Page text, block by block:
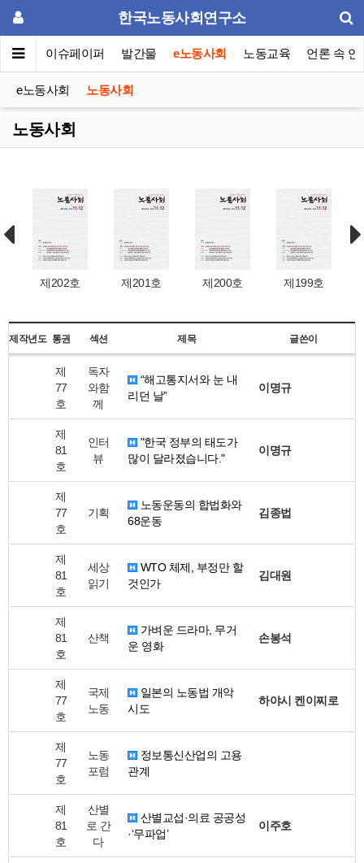
한국노동사회연구소
포럼 이슈페이퍼 발간물 e노동사회 노동교육 언론 속 연
e노동사회 노동사회
노동사회
제202호 제201호 제200호 제199호
제작년도 통권 섹션 제목 글쓴이
제
77
호
독자
와함
께
“해고통지서와 눈 내
리던 날”
이명규
제
81
호
인터
뷰
"한국 정부의 태도가
많이 달라졌습니다."
이명규
제
77
호
기획
노동운동의 합법화와
68운동
김종법
제
81
호
세상
읽기
WTO 체제, 부정만 할
것인가
김대원
제
81
호
산책
가벼운 드라마, 무거
운 영화
손봉석
제
77
호
국제
노동
일본의 노동법 개악
시도
하야시 켄이찌로
제
77
호
노동
포럼
정보통신산업의 고용
관계
제
81
호
산별
로 간
다
산별교섭·의료 공공성
·‘무파업’
이주호